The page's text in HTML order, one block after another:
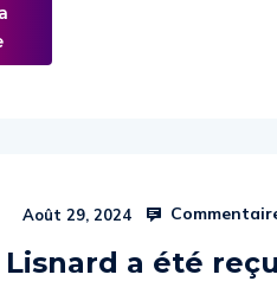
Août 29, 2024
Lisnard a été